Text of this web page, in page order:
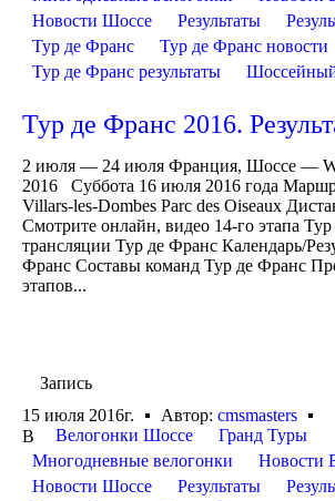
Новости Шоссе
Результаты
Тур де Франс
Тур де Франс новости
Тур де Франс результаты
Тур де Франс 2016.
2 июля — 24 июля Франция, Шоссе —
2016 Суббота 16 июля 2016 года
Villars-les-Dombes Parc des Oiseaux
Смотрите онлайн, видео 14-го этапа
трансляции Тур де Франс Календарь/
Франс Составы команд Тур де Франс
этапов...
Запись
15 июля 2016г.
Автор: cmsmasters
В
Велогонки Шоссе
Гранд Туры
Многодневные велогонки
Новости
Новости Шоссе
Результаты